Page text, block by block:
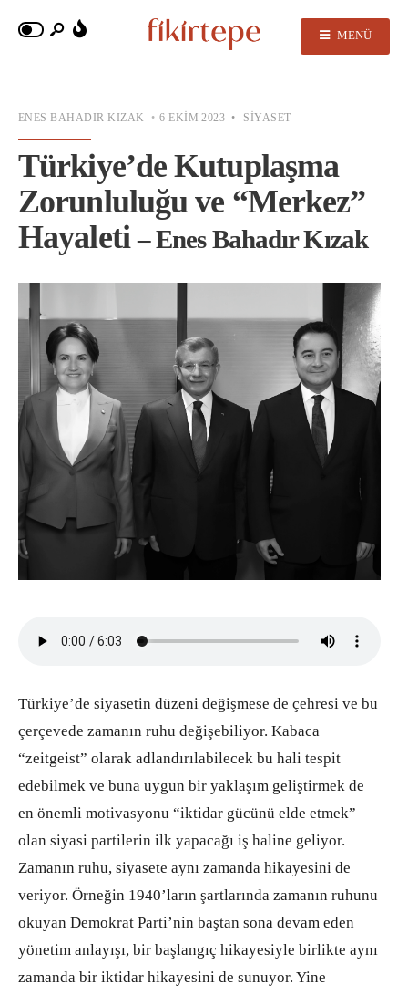
MENÜ
ENES BAHADIR KIZAK • 6 EKIM 2023 • SIYASET
Türkiye’de Kutuplaşma
Zorunluluğu ve “Merkez”
Hayaleti– Enes Bahadır Kızak
Türkiye’de siyasetin düzeni değişmese de çehresi ve bu
çerçevede zamanın ruhu değişebiliyor. Kabaca
“zeitgeist” olarak adlandırılabilecek bu hali tespit
edebilmek ve buna uygun bir yaklaşım geliştirmek de
en önemli motivasyonu “iktidar gücünü elde etmek”
olan siyasi partilerin ilk yapacağı iş haline geliyor.
Zamanın ruhu, siyasete aynı zamanda hikayesini de
veriyor. Örneğin 1940’ların şartlarında zamanın ruhunu
okuyan Demokrat Parti’nin baştan sona devam eden
yönetim anlayışı, bir başlangıç hikayesiyle birlikte aynı
zamanda bir iktidar hikayesini de sunuyor. Yine